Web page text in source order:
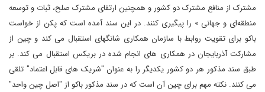
مشترک از منافع مشترک دو کشور و همچنین ارتقای مشترک صلح، ثبات و توسعه
منطقه‌ای و جهانی » را پیگیری کنند. در این سند آمده است که پکن از خواست
باکو برای تقویت روابط با سازمان همکاری شانگهای استقبال می کند و چین از
مشارکت آذربایجان در همکاری های انجام شده در بریکس استقبال می کند. بر
طبق سند مذکور هر دو کشور یکدیگر را به عنوان "شریک های قابل اعتماد" تلقی
می کنند. نکته مهم برای چین آن است که در سند مذکور باکو از "اصل چین واحد"